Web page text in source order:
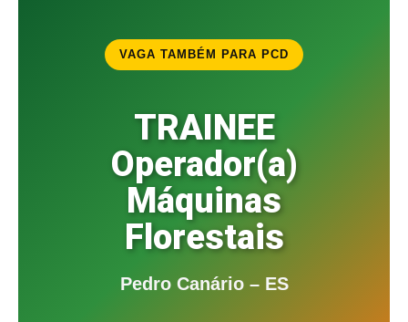
VAGA TAMBÉM PARA PCD
TRAINEE
Operador(a)
Máquinas
Florestais
Pedro Canário – ES